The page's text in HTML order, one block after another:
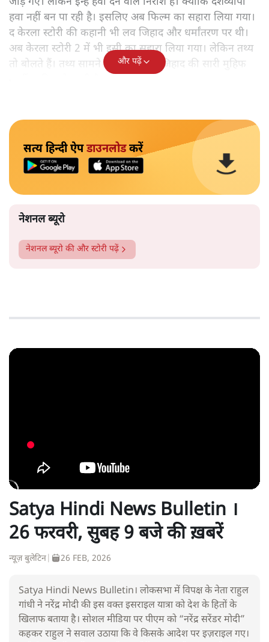
हवा नहीं बन पा रही है। इसलिए अब फिल्म का सहारा लिया गया।
द केरला स्टोरी की कहानी भी लव जिहाद और धर्मांतरण पर थी।
अब केरला स्टोरी 2 में भी इसी का सहारा लिया गया। लेकिन तथ्य
तो बोलते हैं। तथ्य सामने आते हैं तो लव जिहाद की सारी मुहिफ
और पढ़ें
सत्य हिन्दी ऐपडाउनलोडकरें
नेशनल ब्यूरो
नेशनल ब्यूरो की और स्टोरी पढ़ें
Satya Hindi News Bulletin ।
26 फरवरी, सुबह 9 बजे की ख़बरें
न्यूज़ बुलेटिन 26 FEB, 2026
Satya Hindi News Bulletin। लोकसभा में विपक्ष के नेता राहुल
गांधी ने नरेंद्र मोदी की इस वक्त इसराइल यात्रा को देश के हितों के
खिलाफ बताया है। सोशल मीडिया पर पीएम को “नरेंद्र सरेंडर मोदी”
कहकर राहुल ने सवाल उठाया कि वे किसके आदेश पर इज़राइल गए।